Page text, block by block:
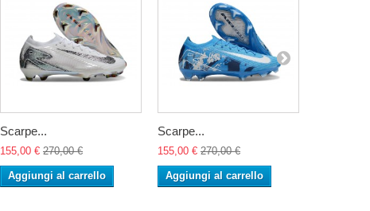
Scarpe...
155,00 € 270,00 €
Aggiungi al carrello
Scarpe...
155,00 € 270,00 €
Aggiungi al carrello